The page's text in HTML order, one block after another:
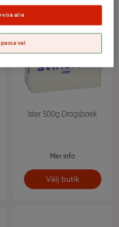
Ister 500g Dragsbaek
Mer info
Välj butik
alla
val